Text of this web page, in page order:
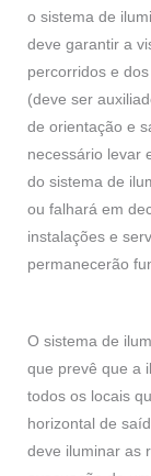
o sistema de
deve garantir a
percorridos e
(deve ser
de orientação e
necessário levar
do sistema de
ou falhará em
instalações e
permanecerão
O sistema de
que prevê que a
todos os locais
horizontal de
deve iluminar as